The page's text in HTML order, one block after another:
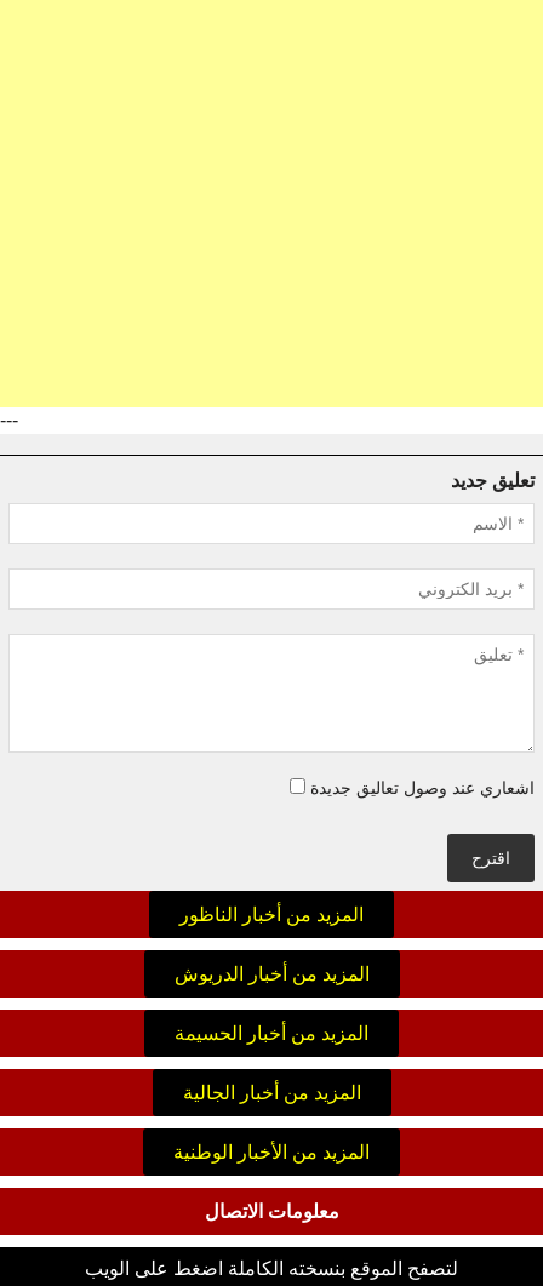
---
تعليق جديد
اشعاري عند وصول تعاليق جديدة
اقترح
المزيد من أخبار الناظور
المزيد من أخبار الدريوش
المزيد من أخبار الحسيمة
المزيد من أخبار الجالية
المزيد من الأخبار الوطنية
معلومات الاتصال
لتصفح الموقع بنسخته الكاملة اضغط على الويب